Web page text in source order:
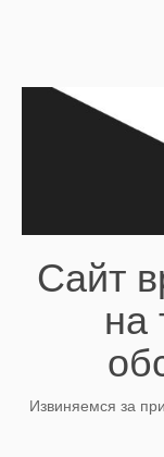
Сайт
на
Извиняемся за